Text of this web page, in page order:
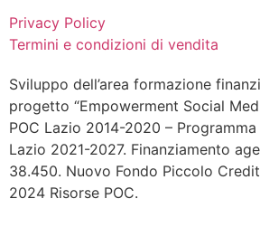
Privacy Policy
Termini e condizioni di vendita
Sviluppo dell’area formazione
progetto “Empowerment Social
POC Lazio 2014-2020 – Programma
Lazio 2021-2027. Finanziamento
38.450. Nuovo Fondo Piccolo
2024 Risorse POC.